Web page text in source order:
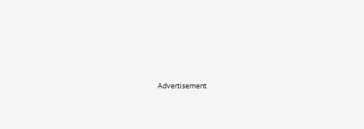
Advertisement